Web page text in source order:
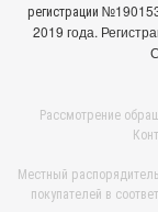
регистрации
2019 года.
Рассмотрение
Местный
покупателей в